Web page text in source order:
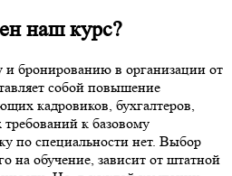
наш курс?
и бронированию в организации от
собой повышение
кадровиков, бухгалтеров,
к базовому
по специальности нет. Выбор
на обучение, зависит от штатной